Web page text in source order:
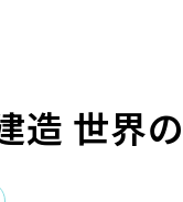
造 世界